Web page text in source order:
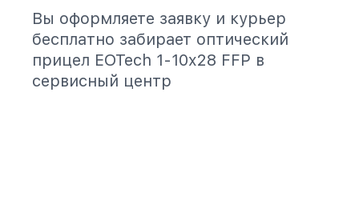
Вы оформляете заявку и курьер
бесплатно забирает оптический
прицел EOTech 1-10x28 FFP в
сервисный центр